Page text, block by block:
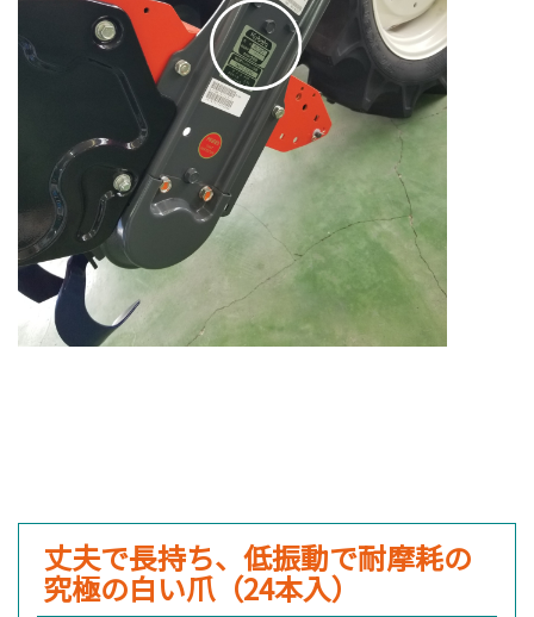
丈夫で長持ち、低振動で耐摩耗の
究極の白い爪（24本入）